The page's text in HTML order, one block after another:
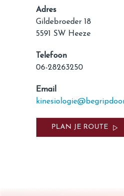
Adres
Gildebroeder 18
5591 SW Heeze
Telefoon
06-28263250
Email
PLAN JE ROUTE